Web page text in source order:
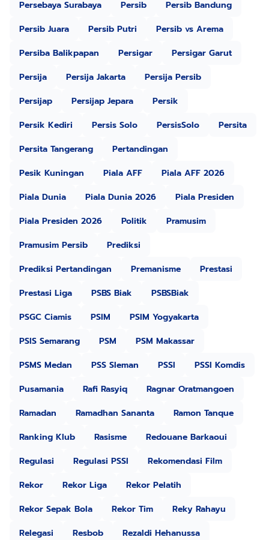
Persebaya Surabaya Persib
Persib Bandung
Persib Juara
Persib Putri
Persib vs Arema
Persiba Balikpapan
Persigar
Persigar Garut
Persija
Persija Jakarta
Persija Persib
Persijap
Persijap Jepara
Persik
Persik Kediri
Persis Solo PersisSolo
Persita
Persita Tangerang
Pertandingan
Pesik Kuningan
Piala AFF
Piala AFF 2026
Piala Dunia
Piala Dunia 2026
Piala Presiden
Piala Presiden 2026
Politik
Pramusim
Pramusim Persib
Prediksi
Prediksi Pertandingan
Premanisme
Prestasi
Prestasi Liga
PSBS Biak
PSBSBiak
PSGC Ciamis
PSIM
PSIM Yogyakarta
PSIS Semarang
PSM
PSM Makassar
PSMS Medan
PSS Sleman PSSI
PSSI Komdis
Pusamania
Rafi Rasyiq
Ragnar Oratmangoen
Ramadan
Ramadhan Sananta
Ramon Tanque
Ranking Klub
Rasisme
Redouane Barkaoui
Regulasi
Regulasi PSSI
Rekomendasi Film
Rekor
Rekor Liga
Rekor Pelatih
Rekor Sepak Bola
Rekor Tim
Reky Rahayu
Relegasi
Resbob
Rezaldi Hehanussa